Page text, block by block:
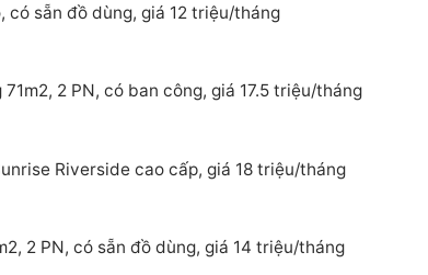
có sẵn đồ dùng, giá 12 triệu/tháng
2 PN, có ban công, giá 17.5 triệu/tháng
Riverside cao cấp, giá 18 triệu/tháng
2 PN, có sẵn đồ dùng, giá 14 triệu/tháng